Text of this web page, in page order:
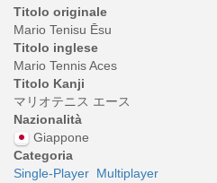
Titolo originale
Mario Tenisu Ēsu
Titolo inglese
Mario Tennis Aces
Titolo Kanji
マリオテニス エース
Nazionalità
Giappone
Categoria
Single-Player Multiplayer